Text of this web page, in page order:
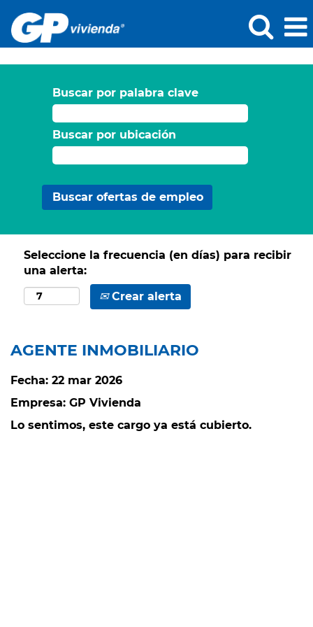
Buscar por palabra clave
Buscar por ubicación
Seleccione la frecuencia (en días) para recibir
una alerta:
Crear alerta
AGENTE INMOBILIARIO
Fecha: 22 mar 2026
Empresa: GP Vivienda
Lo sentimos, este cargo ya está cubierto.